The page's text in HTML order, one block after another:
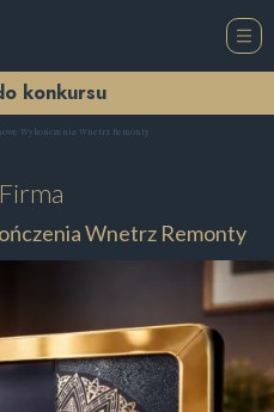
konkursu
Wykończenia Wnetrz Remonty
Wnetrz Remonty